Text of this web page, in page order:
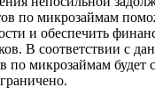
по микрозаймам
и обеспечить
В соответствии с
по микрозаймам будет